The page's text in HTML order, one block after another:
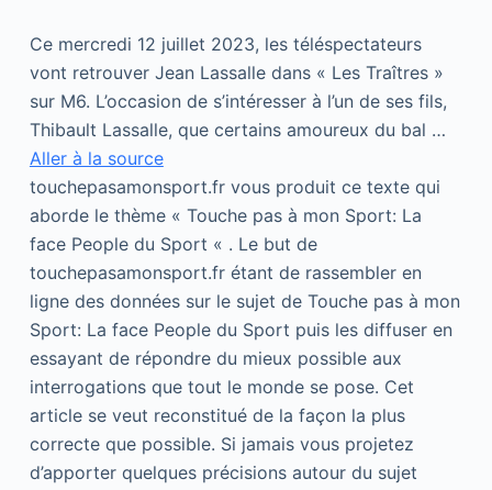
Ce mercredi 12 juillet 2023, les téléspectateurs
vont retrouver Jean Lassalle dans « Les Traîtres »
sur M6. L’occasion de s’intéresser à l’un de ses fils,
Thibault Lassalle, que certains amoureux du bal …
Aller à la source
touchepasamonsport.fr vous produit ce texte qui
aborde le thème « Touche pas à mon Sport: La
face People du Sport « . Le but de
touchepasamonsport.fr étant de rassembler en
ligne des données sur le sujet de Touche pas à mon
Sport: La face People du Sport puis les diffuser en
essayant de répondre du mieux possible aux
interrogations que tout le monde se pose. Cet
article se veut reconstitué de la façon la plus
correcte que possible. Si jamais vous projetez
d’apporter quelques précisions autour du sujet